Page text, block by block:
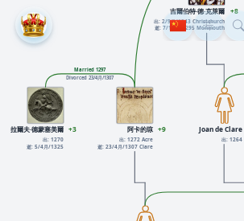
Married 1297
Divorced 23/4月/1307
Joan de Clare
出: 1264
拉爾夫·德蒙塞美爾
出: 1270
逝: 5/4月/1325
+3 阿卡的琼
出: 1272 Acre
逝: 23/4月/1307 Clare
+9
吉爾伯特·德·克萊爾
出: 2/9月/1243 Christchurch
逝: 7/12月/1295 Monmouth
+8